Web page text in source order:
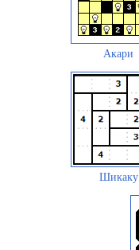
Акари
Шикаку